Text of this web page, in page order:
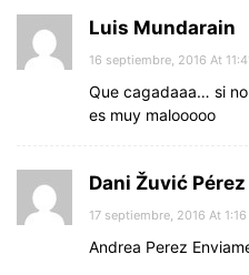
Luis Mundarain
16 septiembre, 2016 At
Que cagadaaa… si
es muy malooooo
Dani Žuvić Pérez
17 septiembre, 2016 At 1:16
Andrea Perez